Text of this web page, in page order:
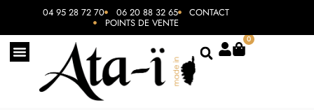
04 95 28 72 70 06 20 88 32 65 CONTACT
POINTS DE VENTE
0